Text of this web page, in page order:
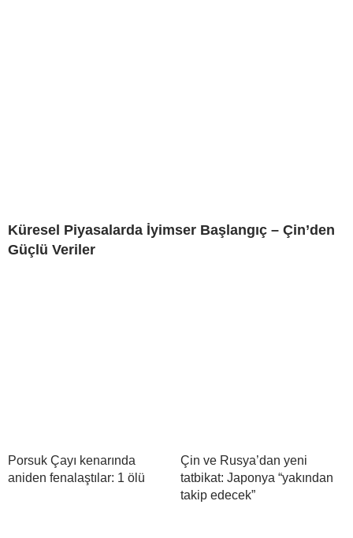
Küresel Piyasalarda İyimser Başlangıç – Çin’den
Güçlü Veriler
Porsuk Çayı kenarında
aniden fenalaştılar: 1 ölü
Çin ve Rusya’dan yeni
tatbikat: Japonya “yakından
takip edecek”